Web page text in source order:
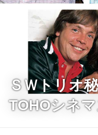
ＳＷトリオ
TOHOシネ